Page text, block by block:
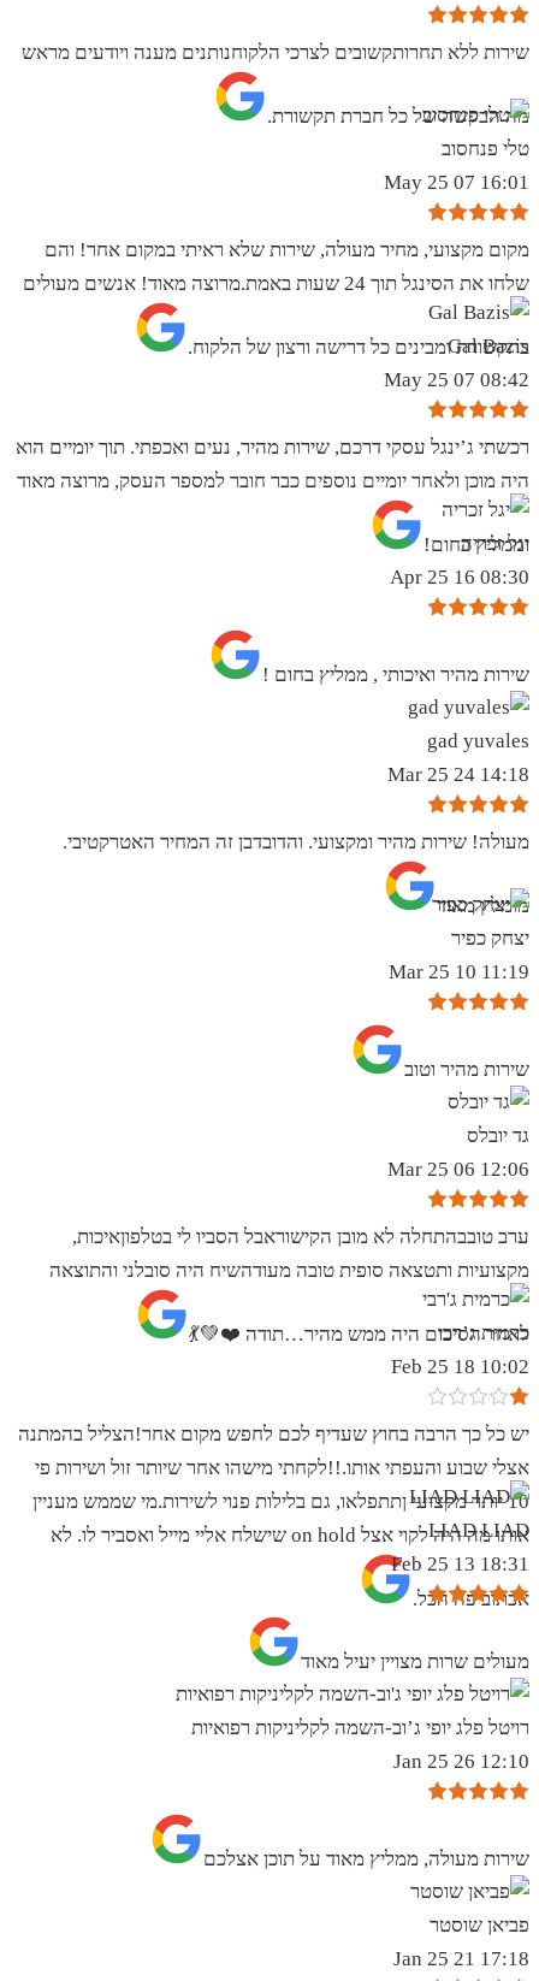
שירות ללא תחרותקשובים לצרכי הלקוחנותנים מענה ויודעים מראש
מה הבקשה של כל חברת תקשורת.
טלי פנחסוב
16:01 07 May 25
מקום מקצועי, מחיר מעולה, שירות שלא ראיתי במקום אחר! והם
שלחו את הסינגל תוך 24 שעות באמת.מרוצה מאוד! אנשים מעולים
בתקשורת ומבינים כל דרישה ורצון של הלקוח.
Gal Bazis
08:42 07 May 25
רכשתי ג’ינגל עסקי דרכם, שירות מהיר, נעים ואכפתי. תוך יומיים הוא
היה מוכן ולאחר יומיים נוספים כבר חובר למספר העסק, מרוצה מאוד
וממליץ בחום!
יגל זכריה
08:30 16 Apr 25
שירות מהיר ואיכותי , ממליץ בחום !
gad yuvales
14:18 24 Mar 25
מעולה! שירות מהיר ומקצועי. והדובדבן זה המחיר האטרקטיבי.
מומלץ מאוד
יצחק כפיר
11:19 10 Mar 25
שירות מהיר וטוב
גד יובלס
12:06 06 Mar 25
ערב טובבהתחלה לא מובן הקישוראבל הסביו לי בטלפוןאיכות,
מקצועיות ותטצאה סופית טובה מעודהשיח היה סובלני והתוצאה
לאחר הסיכום היה ממש מהיר…תודה ❤️💚💃
כרמית ג’רבי
10:02 18 Feb 25
יש כל כך הרבה בחוץ שעדיף לכם לחפש מקום אחר!הצליל בהמתנה
אצלי שבוע והעפתי אותו.!!לקחתי מישהו אחר שיותר זול ושירות פי
10 יותר מקצועי ןתתפלאו, גם בלילות פנוי לשירות.מי שממש מעניין
אותו מה היה לקוי אצל on hold שישלח אליי מייל ואסביר לו. לא
אכתוב פה הכל.
LIAD LIAD
18:31 13 Feb 25
מעולים שרות מצויין יעיל מאוד
רויטל פלג יופי ג’וב-השמה לקליניקות רפואיות
12:10 26 Jan 25
שירות מעולה, ממליץ מאוד על תוכן אצלכם
פביאן שוסטר
17:18 21 Jan 25